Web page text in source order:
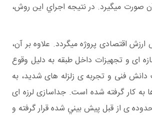
صورت ميگيرد. در نتيجه اجراي اين روش،
اقتصادی پروژه ميگردد. علاوه بر آن،
ای و تجهيزات داخل طبقه به دليل وقوع
دانش فنی و تجربه ی زلزله های شديد، به
به كار گرفته شده است. جداسازی لرزه ای
ی از قبل پيش بيني شده قرار گرفته و